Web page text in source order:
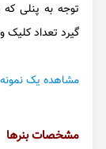
توجه به پنلی
گیرد تعداد
مشاهده یک نمونه
مشخصات بنرها